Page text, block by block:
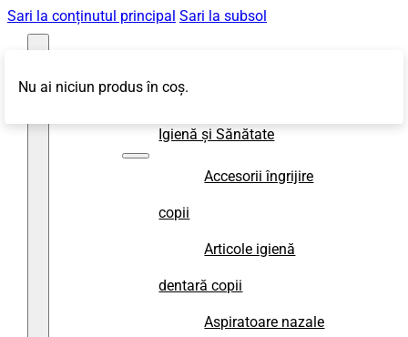
Sari la conținutul principal Sari la subsol
Igienă și Sănătate
Accesorii îngrijire
copii
Articole igienă
dentară copii
Aspiratoare nazale
Nu ai niciun produs în coș.